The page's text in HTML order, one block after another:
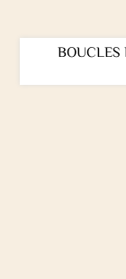
BOUCLES